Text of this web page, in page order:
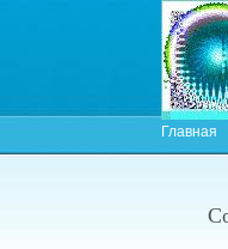
Главная